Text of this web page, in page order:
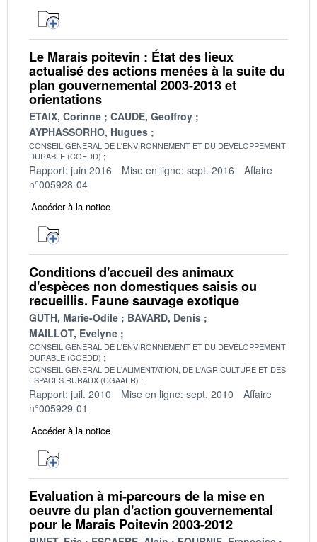
Le Marais poitevin : État des lieux
actualisé des actions menées à la suite du
plan gouvernemental 2003-2013 et
orientations
ETAIX, Corinne
CAUDE, Geoffroy
AYPHASSORHO, Hugues
CONSEIL GENERAL DE L'ENVIRONNEMENT ET DU DEVELOPPEMENT
DURABLE (CGEDD)
Rapport: juin 2016 Mise en ligne: sept. 2016
Affaire
n°005928-04
Accéder à la notice
Conditions d'accueil des animaux
d'espèces non domestiques saisis ou
recueillis. Faune sauvage exotique
GUTH, Marie-Odile
BAVARD, Denis
MAILLOT, Evelyne
CONSEIL GENERAL DE L'ENVIRONNEMENT ET DU DEVELOPPEMENT
DURABLE (CGEDD)
CONSEIL GENERAL DE L'ALIMENTATION, DE L'AGRICULTURE ET DES
ESPACES RURAUX (CGAAER)
Rapport: juil. 2010 Mise en ligne: sept. 2010
Affaire
n°005929-01
Accéder à la notice
Evaluation à mi-parcours de la mise en
oeuvre du plan d'action gouvernemental
pour le Marais Poitevin 2003-2012